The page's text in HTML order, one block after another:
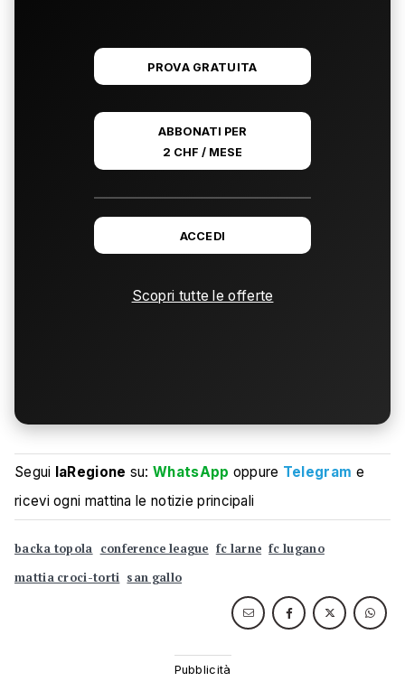
PROVA GRATUITA
ABBONATI PER
2 CHF / MESE
ACCEDI
Scopri tutte le offerte
Segui laRegione su:WhatsApp oppure Telegram e
ricevi ogni mattina le notizie principali
backa topola conference league fc larne fc lugano
mattia croci-torti san gallo